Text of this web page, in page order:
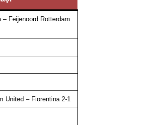
– Feijenoord Rotterdam
United – Fiorentina 2-1